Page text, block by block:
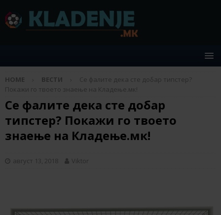
HOME ВЕСТИ
Се фалите дека сте добар типстер?
Покажи го твоето знаење на Кладење.мк!
Се фалите дека сте добар
типстер? Покажи го твоето
знаење на Кладење.мк!
август 13, 2018 Viktor